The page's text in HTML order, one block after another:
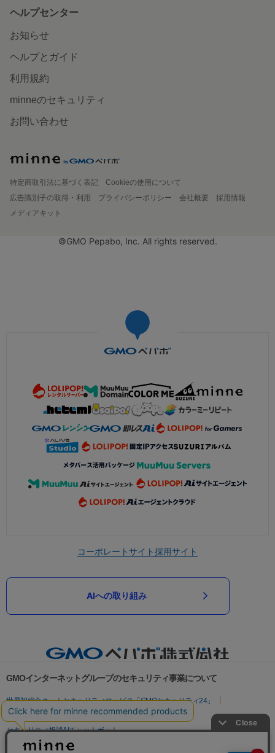
ヘルプセンター
お知らせ
ヘルプとガイド
利用規約
minneのセキュリティ
お問い合わせ
特定商取引法に基づく表記
Cookieの使用について
広告識別子の取得・利用
プライバシーポリシー 会社概要
採用情報
メディアキット
©GMO Pepabo, Inc. All rights reserved.
コーポレートサイト採用サイト
AIへの取り組み
GMOインターネットグループのセキュリティ事業について
世界初総合ネットセキュリティサービス「GMOセキュリティ24」
パスワード漏洩診断
Webサイトリスク診断
セキュリティ相談AIチャットボット
実在証明・盗聴対策